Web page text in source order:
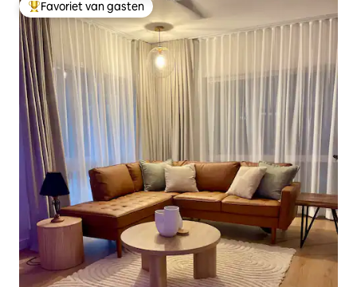
Topfavoriet van gasten
Favoriet van gasten